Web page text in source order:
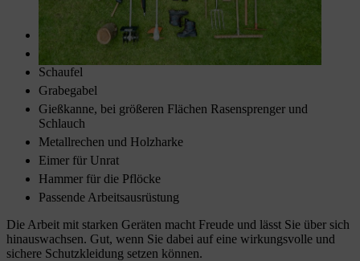
Schubkarre
Spaten
Schaufel
Grabegabel
Gießkanne, bei größeren Flächen Rasensprenger und
Schlauch
Metallrechen und Holzharke
Eimer für Unrat
Hammer für die Pflöcke
Passende Arbeitsausrüstung
Die Arbeit mit starken Geräten macht Freude und lässt Sie über sich
hinauswachsen. Gut, wenn Sie dabei auf eine wirkungsvolle und
sichere Schutzkleidung setzen können.